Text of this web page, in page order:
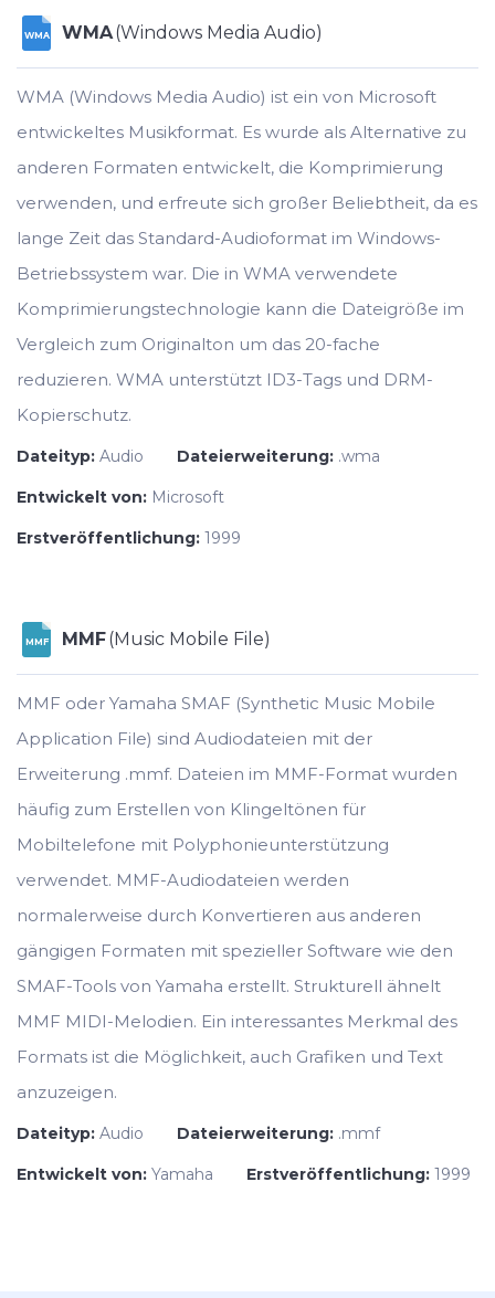
WMA WMA(Windows Media Audio)
WMA (Windows Media Audio) ist ein von Microsoft
entwickeltes Musikformat. Es wurde als Alternative zu
anderen Formaten entwickelt, die Komprimierung
verwenden, und erfreute sich großer Beliebtheit, da es
lange Zeit das Standard-Audioformat im Windows-
Betriebssystem war. Die in WMA verwendete
Komprimierungstechnologie kann die Dateigröße im
Vergleich zum Originalton um das 20-fache
reduzieren. WMA unterstützt ID3-Tags und DRM-
Kopierschutz.
Dateityp: Audio Dateierweiterung: .wma
Entwickelt von: Microsoft
Erstveröffentlichung: 1999
MMF MMF(Music Mobile File)
MMF oder Yamaha SMAF (Synthetic Music Mobile
Application File) sind Audiodateien mit der
Erweiterung .mmf. Dateien im MMF-Format wurden
häufig zum Erstellen von Klingeltönen für
Mobiltelefone mit Polyphonieunterstützung
verwendet. MMF-Audiodateien werden
normalerweise durch Konvertieren aus anderen
gängigen Formaten mit spezieller Software wie den
SMAF-Tools von Yamaha erstellt. Strukturell ähnelt
MMF MIDI-Melodien. Ein interessantes Merkmal des
Formats ist die Möglichkeit, auch Grafiken und Text
anzuzeigen.
Dateityp: Audio Dateierweiterung: .mmf
Entwickelt von: Yamaha Erstveröffentlichung: 1999